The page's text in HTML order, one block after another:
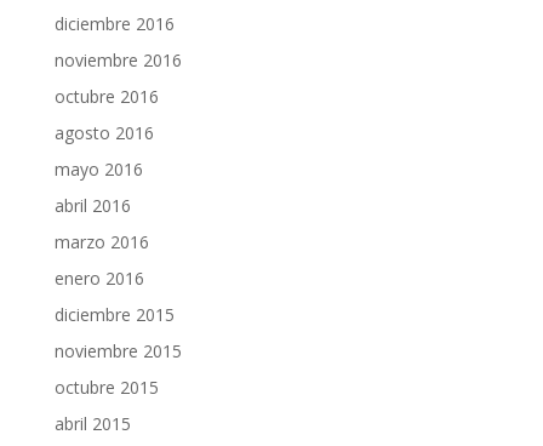
diciembre 2016
noviembre 2016
octubre 2016
agosto 2016
mayo 2016
abril 2016
marzo 2016
enero 2016
diciembre 2015
noviembre 2015
octubre 2015
abril 2015